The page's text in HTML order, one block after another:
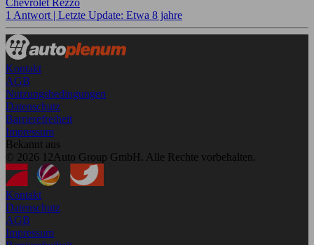
Chevrolet Rezzo
1 Antwort | Letzte Update: Etwa 8 jahre
Kontakt
AGB
Nutzungsbedingungen
Datenschutz
Barrierefreiheit
Impressum
Bekannt aus
© 2026 12Auto Group GmbH. Alle Rechte vorbehalten.
Kontakt
Datenschutz
AGB
Impressum